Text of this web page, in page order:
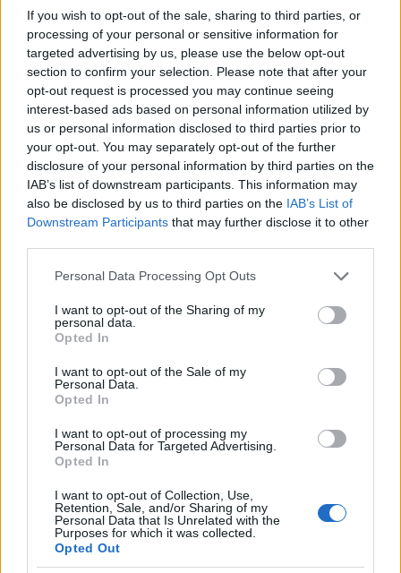
If you wish to opt-out of the sale, sharing to third parties, or
processing of your personal or sensitive information for
targeted advertising by us, please use the below opt-out
section to confirm your selection. Please note that after your
opt-out request is processed you may continue seeing
interest-based ads based on personal information utilized by
us or personal information disclosed to third parties prior to
your opt-out. You may separately opt-out of the further
disclosure of your personal information by third parties on the
IAB’s list of downstream participants. This information may
also be disclosed by us to third parties on the IAB’s List of
Downstream Participants that may further disclose it to other
Please note that this website/app uses one or more Google
not limited to your visit or usage behaviour. You may click to
grant or deny consent to Google and its third-party tags to
use your data for below specified purposes in below Google
consent section.
Personal Data Processing Opt Outs
I want to opt-out of the Sharing of my
personal data.
Opted In
I want to opt-out of the Sale of my
Personal Data.
Opted In
I want to opt-out of processing my
Personal Data for Targeted Advertising.
Opted In
I want to opt-out of Collection, Use,
Retention, Sale, and/or Sharing of my
Personal Data that Is Unrelated with the
Purposes for which it was collected.
Opted Out
védőinek heves tüzébe került, akik már elkezdték a
tüzelést a francia csatárokra. A század komoly
veszteséget szenvedett saját csapataik tüzétől, és
kénytelen volt mégis a vörös keresztnél átkelni a
patakon.
A Séras- és a Durutte-hadosztályok már Kisbarát
magasságából kiküldték csatáraikat, hogy fedezzék
a felvonulást és a kibontakozást. Több forrásban azt
az adatot találtam, hogy a francia felvonulást a 23.
könnyűgyalogezred fedezte, ami a francia
csatározási gyakorlatot tanulmányozva teljességgel
lehetetlennek tűnik. A franciák utoljára a forradalmi
háborúkban alkalmaztak egész zászlóaljakat, vagy
ezredeket (féldandárokat) nyílt terepen csatárként.
Az említett források valószínűleg félreértelmezték az
eseményeket, és a Durutte-hadosztály élét alkotó 23.
könnyűgyalogezred csatárairól van itt szó.
A major mellett felállított tüzérség négy lövege
Fasching őrnagy vezetésével előrenyomult, hogy
megállítsa a francia oszlopot. A kísérletet a csatárok
tüze hiúsította meg. A két francia hadosztály
tüzérsége, összese mintegy 12 löveg a csatárok
fedezete alatt felvonult, és tüzet nyitott a majorra. A
tüzérségi tűz fedezete alatt a Durutte-hadosztály
Itt még nem teljes erőből végrehajtott támadásról
volt szó, hanem a védelem erejének kipuhatolásáról.
Durutte nem vetette be egész hadosztályát, csak a
két könnyűgyalog-ezredet. A kissé elhamarkodott